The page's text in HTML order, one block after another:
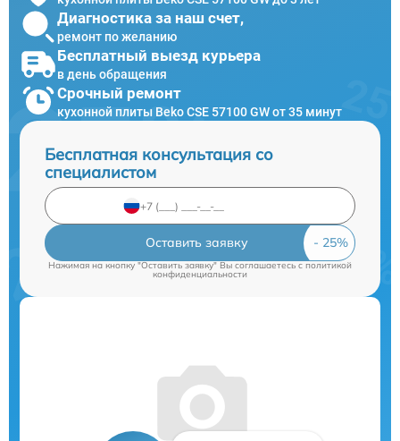
Диагностика за наш счет,
ремонт по желанию
Бесплатный выезд курьера
в день обращения
Срочный ремонт
кухонной плиты Beko CSE 57100 GW от 35 минут
Бесплатная консультация со
специалистом
Оставить заявку
Нажимая на кнопку "Оставить заявку" Вы соглашаетесь c политикой
конфиденциальности